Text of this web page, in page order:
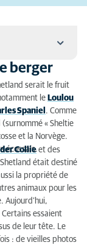
Shetland
?
de berger des
?
Shetland ?
des
berger
serait le fruit
le Loulou
Spaniel . Comme
« Sheltie
et la Norvège.
écossais.
Collieet des
était destiné
la propriété de
animaux pour les
Aujourd’hui,
essaient
de leur tête. Le
: de vieilles photos